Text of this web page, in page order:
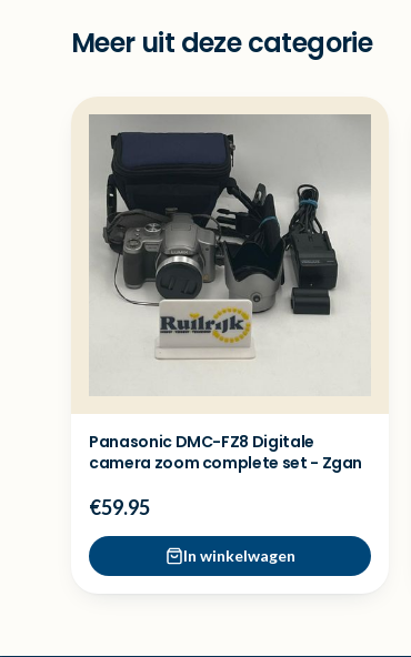
Meer uit deze categorie
Panasonic DMC-FZ8 Digitale
camera zoom complete set - Zgan
€59.95
In winkelwagen